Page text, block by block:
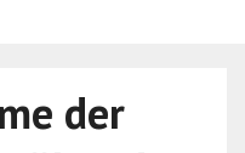
der